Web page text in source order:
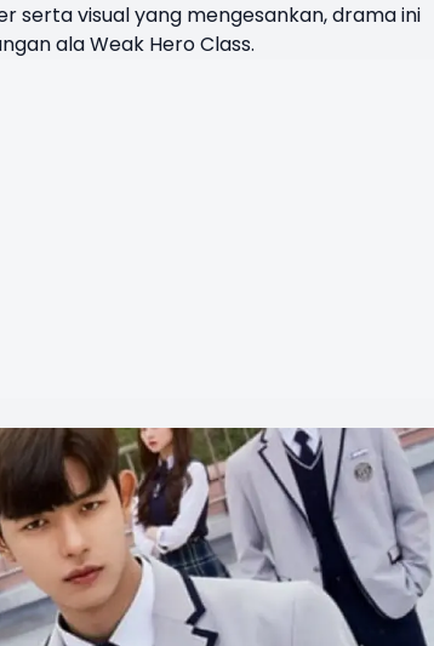
serta visual yang mengesankan, drama ini
ala Weak Hero Class.